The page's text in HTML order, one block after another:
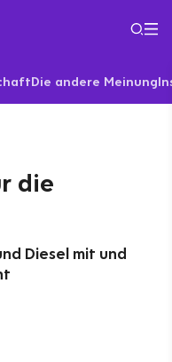
Die andere Meinung
die
Diesel mit und